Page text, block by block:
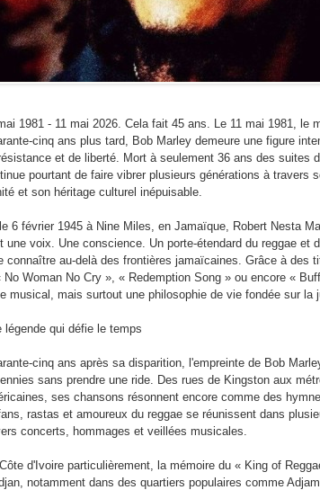
1981 - 11 mai 2026. Cela fait 45 ans. Le 11 mai 1981, le
cinq ans plus tard, Bob Marley demeure une figure
et de liberté. Mort à seulement 36 ans des suites
pourtant de faire vibrer plusieurs générations à travers
et son héritage culturel inépuisable.
6 février 1945 à Nine Miles, en Jamaïque, Robert Nesta
une voix. Une conscience. Un porte-étendard du reggae et
connaître au-delà des frontières jamaïcaines. Grâce à des
No Woman No Cry », « Redemption Song » ou encore «
musical, mais surtout une philosophie de vie fondée sur la
légende qui défie le temps
cinq ans après sa disparition, l'empreinte de Bob
sans prendre une ride. Des rues de Kingston aux
ses chansons résonnent encore comme des
rastas et amoureux du reggae se réunissent dans
concerts, hommages et veillées musicales.
d'Ivoire particulièrement, la mémoire du « King of
notamment dans des quartiers populaires comme